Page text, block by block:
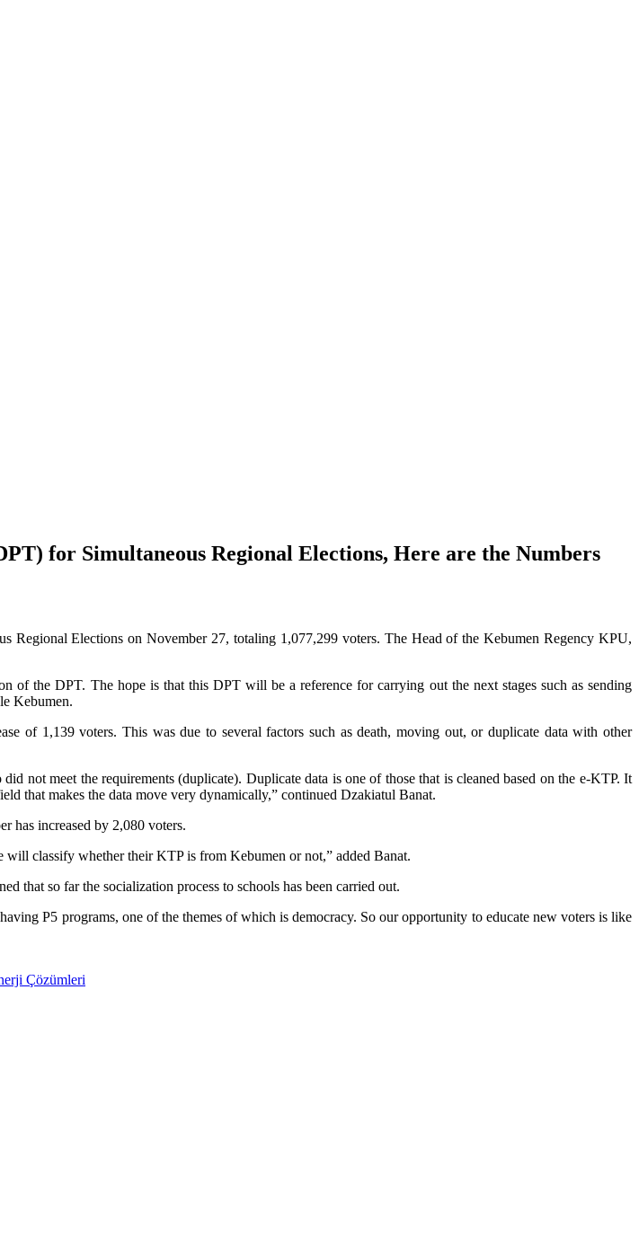
for Simultaneous Regional Elections, Here are the Numbers
Regional Elections on November 27, totaling 1,077,299 voters. The Head of the Kebumen Regency KPU,
of the DPT. The hope is that this DPT will be a reference for carrying out the next stages such as sending
Kebumen.
of 1,139 voters. This was due to several factors such as death, moving out, or duplicate data with other
not meet the requirements (duplicate). Duplicate data is one of those that is cleaned based on the e-KTP. It
that makes the data move very dynamically,” continued Dzakiatul Banat.
has increased by 2,080 voters.
classify whether their KTP is from Kebumen or not,” added Banat.
that so far the socialization process to schools has been carried out.
P5 programs, one of the themes of which is democracy. So our opportunity to educate new voters is like
Çözümleri